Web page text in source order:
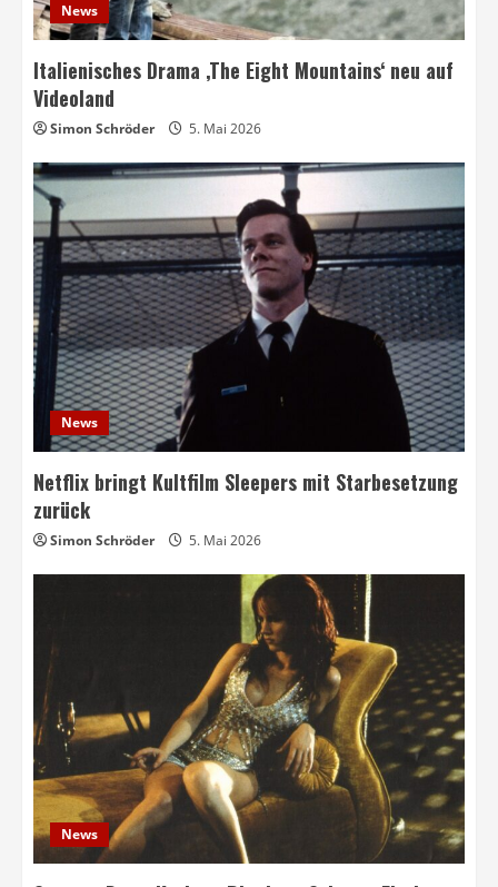
News
Italienisches Drama ‚The Eight Mountains‘ neu auf
Videoland
Simon Schröder 5. Mai 2026
News
Netflix bringt Kultfilm Sleepers mit Starbesetzung
zurück
Simon Schröder 5. Mai 2026
News